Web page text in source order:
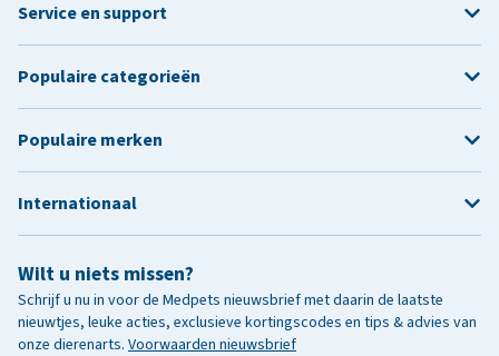
Wilt u niets missen?
Schrijf u nu in voor de Medpets nieuwsbrief met daarin de laatste
nieuwtjes, leuke acties, exclusieve kortingscodes en tips & advies van
onze dierenarts. Voorwaarden nieuwsbrief
Service en support
Populaire categorieën
Populaire merken
Internationaal